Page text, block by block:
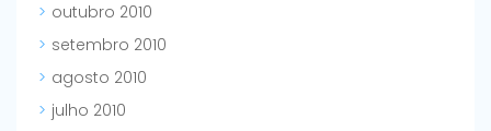
outubro 2010
setembro 2010
agosto 2010
julho 2010